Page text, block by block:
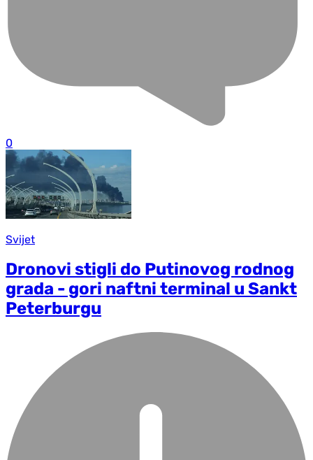
0
Svijet
Dronovi stigli do Putinovog rodnog
grada - gori naftni terminal u Sankt
Peterburgu